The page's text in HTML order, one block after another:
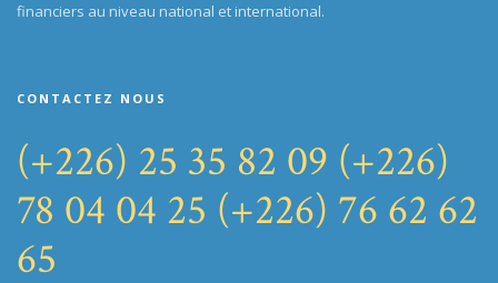
financiers au niveau national et international.
CONTACTEZ NOUS
(+226) 25 35 82 09 (+226)
78 04 04 25 (+226) 76 62 62
65